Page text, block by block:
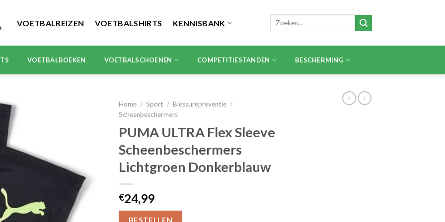
VOETBALREIZEN VOETBALSHIRTS KENNISBANK
Zoeken
VOETBALBOEKEN VOETBALSCHOENEN COMPETITIESTANDEN BESCHERMING
Home / Sport / Blessurepreventie /
Scheenbeschermers
PUMA ULTRA Flex Sleeve
Scheenbeschermers
Lichtgroen Donkerblauw
€24,99
BESTELLEN